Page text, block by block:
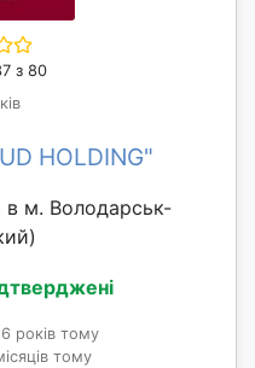
з 80
HOLDING"
в м. Володарськ-
років тому
тому